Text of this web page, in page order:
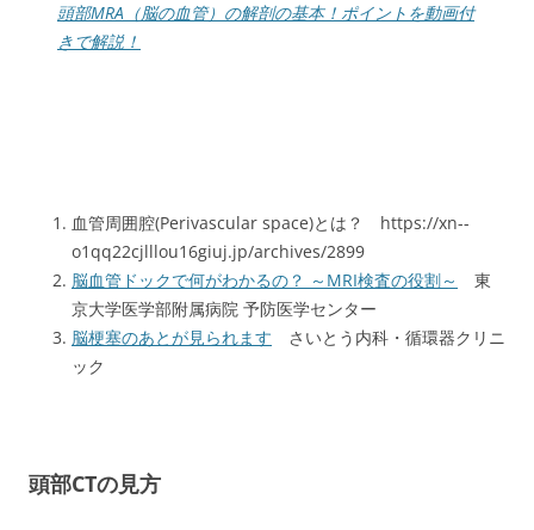
頭部MRA（脳の血管）の解剖の基本！ポイントを動画付
きで解説！
血管周囲腔(Perivascular space)とは？ https://xn--
o1qq22cjlllou16giuj.jp/archives/2899
脳血管ドックで何がわかるの？ ～MRI検査の役割～
東
京大学医学部附属病院 予防医学センター
脳梗塞のあとが見られます さいとう内科・循環器クリニ
ック
頭部CTの見方